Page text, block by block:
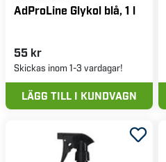
AdProLine Glykol blå, 1 l
55 kr
Skickas inom 1-3 vardagar!
LÄGG TILL I KUNDVAGN